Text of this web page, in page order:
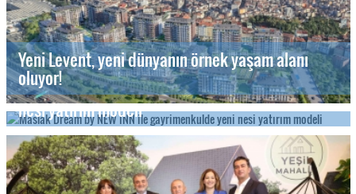
Yeni Levent, yeni dünyanın örnek yaşam alanı
oluyor!
Maslak Dream by NEW INN ile gayrimenkulde yeni
nesi yatırım modeli